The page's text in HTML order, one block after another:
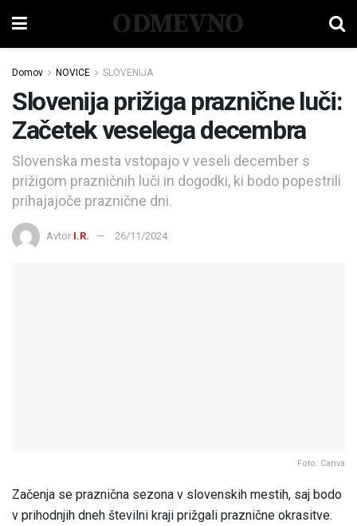
ODMEVNO
Domov NOVICE SLOVENIJA
Slovenija prižiga praznične luči:
Začetek veselega decembra
Slovenska mesta vstopajo v veseli december s
prižigom prazničnih luči in dogodki, ki bodo popestrili
prihajajoče praznične dni.
Avtor I.R. 26/11/2024
Foto: Canva
Začenja se praznična sezona v slovenskih mestih, saj bodo
v prihodnjih dneh številni kraji prižgali praznične okrasitve.